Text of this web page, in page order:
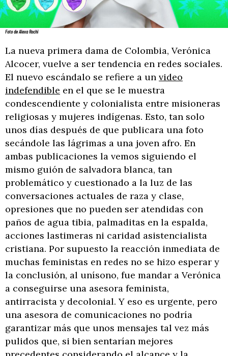
Foto de Alexa Rochi
La nueva primera dama de Colombia, Verónica
Alcocer, vuelve a ser tendencia en redes sociales.
El nuevo escándalo se refiere a un video
indefendible en el que se le muestra
condescendiente y colonialista entre misioneras
religiosas y mujeres indígenas. Esto, tan solo
unos días después de que publicara una foto
secándole las lágrimas a una joven afro. En
ambas publicaciones la vemos siguiendo el
mismo guión de salvadora blanca, tan
problemático y cuestionado a la luz de las
conversaciones actuales de raza y clase,
opresiones que no pueden ser atendidas con
paños de agua tibia, palmaditas en la espalda,
acciones lastimeras ni caridad asistencialista
cristiana. Por supuesto la reacción inmediata de
muchas feministas en redes no se hizo esperar y
la conclusión, al unísono, fue mandar a Verónica
a conseguirse una asesora feminista,
antirracista y decolonial. Y eso es urgente, pero
una asesora de comunicaciones no podría
garantizar más que unos mensajes tal vez más
pulidos que, si bien sentarían mejores